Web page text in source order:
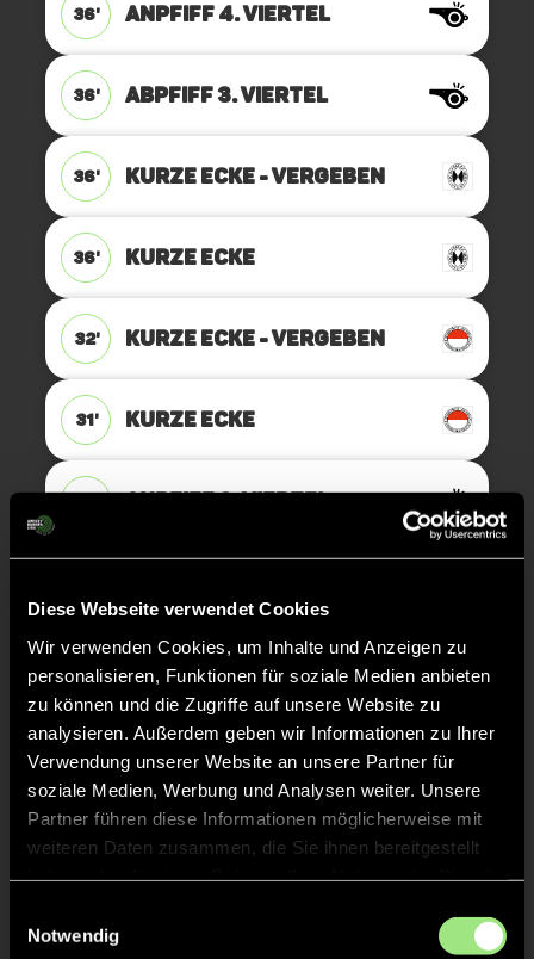
Diese Webseite verwendet Cookies
Wir verwenden Cookies, um Inhalte und Anzeigen zu
personalisieren, Funktionen für soziale Medien anbieten
zu können und die Zugriffe auf unsere Website zu
analysieren. Außerdem geben wir Informationen zu Ihrer
Verwendung unserer Website an unsere Partner für
soziale Medien, Werbung und Analysen weiter. Unsere
Partner führen diese Informationen möglicherweise mit
weiteren Daten zusammen, die Sie ihnen bereitgestellt
Notwendig
36' ANPFIFF 4. Viertel
36' ABPFIFF 3. Viertel
36' KURZE ECKE - VERGEBEN
36' KURZE ECKE
32' KURZE ECKE - VERGEBEN
31' KURZE ECKE
ANPFIFF 3. Viertel
KURZE ECKE - VERGEBEN
23' KURZE ECKE
16' KURZE ECKE - VERGEBEN